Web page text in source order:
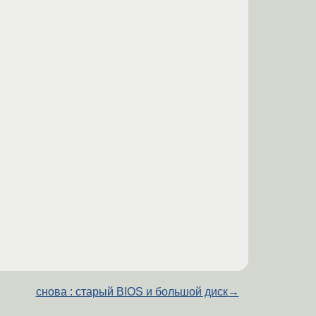
снова : старый BIOS и большой диск→